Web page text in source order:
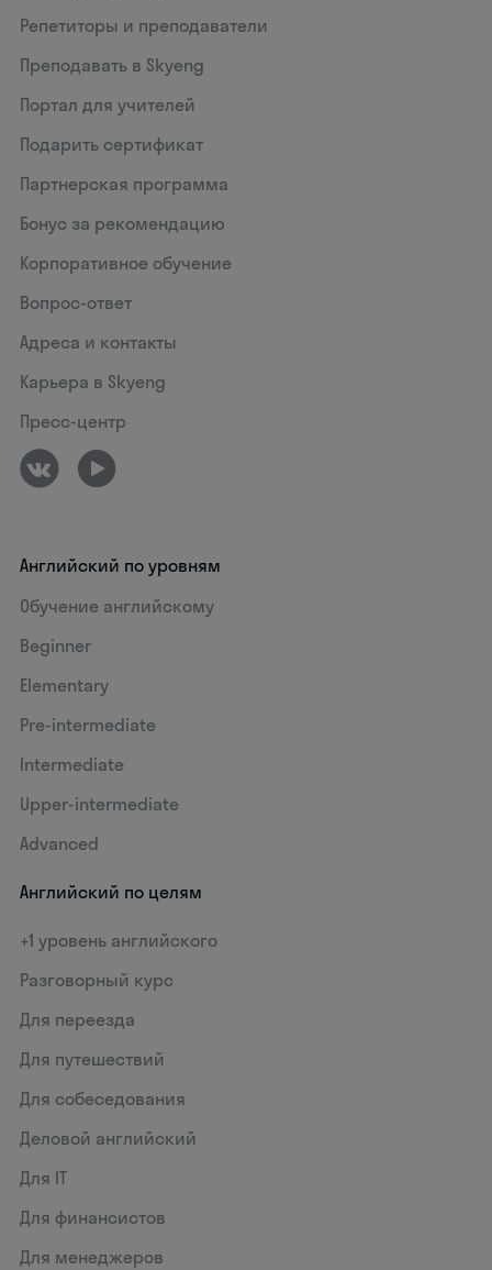
Репетиторы и преподаватели
Преподавать в Skyeng
Портал для учителей
Подарить сертификат
Партнерская программа
Бонус за рекомендацию
Корпоративное обучение
Вопрос-ответ
Адреса и контакты
Карьера в Skyeng
Пресс-центр
Английский по уровням
Обучение английскому
Beginner
Elementary
Pre-intermediate
Intermediate
Upper-intermediate
Advanced
Английский по целям
+1 уровень английского
Разговорный курс
Для переезда
Для путешествий
Для собеседования
Деловой английский
Для IT
Для финансистов
Для менеджеров